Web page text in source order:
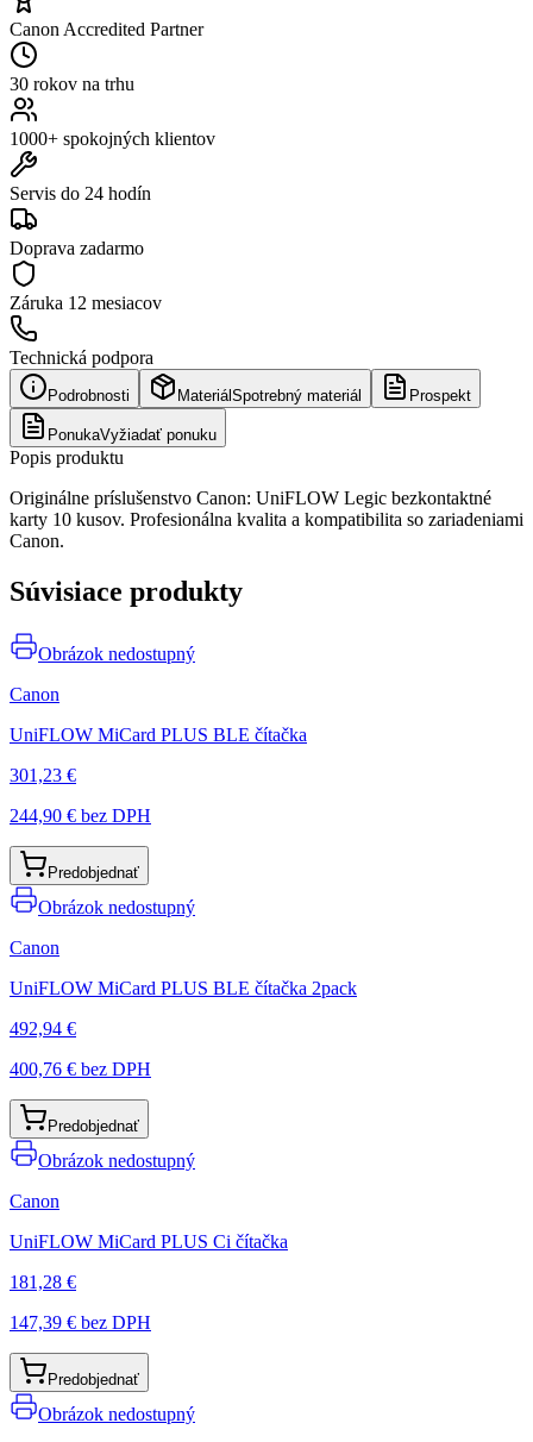
Canon Accredited Partner
30 rokov na trhu
1000+ spokojných klientov
Servis do 24 hodín
Doprava zadarmo
Záruka 12 mesiacov
Technická podpora
Podrobnosti Materiál Spotrebný materiál Prospekt
PonukaVyžiadať ponuku
Popis produktu
Originálne príslušenstvo Canon: UniFLOW Legic bezkontaktné
karty 10 kusov. Profesionálna kvalita a kompatibilita so zariadeniami
Canon.
Súvisiace produkty
Obrázok nedostupný
Canon
UniFLOW MiCard PLUS BLE čítačka
301,23 €
244,90 € bez DPH
Predobjednať
Obrázok nedostupný
Canon
UniFLOW MiCard PLUS BLE čítačka 2pack
492,94 €
400,76 € bez DPH
Predobjednať
Obrázok nedostupný
Canon
UniFLOW MiCard PLUS Ci čítačka
181,28 €
147,39 € bez DPH
Predobjednať
Obrázok nedostupný